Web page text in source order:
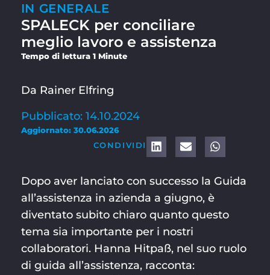
IN GENERALE
SPALECK per conciliare
meglio lavoro e assistenza
Tempo di lettura 1 Minute
Da Rainer Elfring
Pubblicato: 14.10.2024
Aggiornato: 30.06.2026
CONDIVIDI
Dopo aver lanciato con successo la Guida
all’assistenza in azienda a giugno, è
diventato subito chiaro quanto questo
tema sia importante per i nostri
collaboratori. Hanna Hitpaß, nel suo ruolo
di guida all’assistenza, racconta: